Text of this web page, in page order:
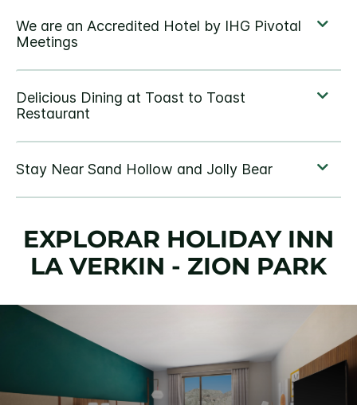
EXPLORAR HOLIDAY INN
LA VERKIN - ZION PARK